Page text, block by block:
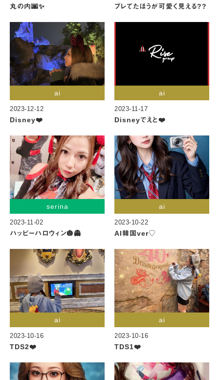
丸の内🌆✨ ブレてたほうが可愛く見える??
ai
2023-12-12
Disney❤️
ai
2023-11-17
Disneyでえと❤️
serina
2023-11-02
ハッピーハロウィン🎃👻
ai
2023-10-22
AI韓国ver♡
ai
2023-10-16
TDS2❤️
ai
2023-10-16
TDS1❤️